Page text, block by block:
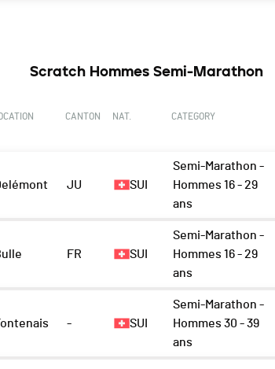
Scratch Hommes Semi-Marathon
CANTON NAT. CATEGORY
JU SUI
Semi-Marathon -
Hommes 16 - 29
ans
FR SUI
Semi-Marathon -
Hommes 16 - 29
ans
- SUI
Semi-Marathon -
Hommes 30 - 39
ans